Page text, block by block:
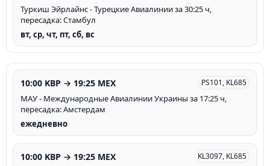
Туркиш Эйрлайнс - Турецкие Авиалинии за 30:25 ч,
пересадка: Стамбул
вт, ср, чт, пт, сб, вс
10:00 KBP → 19:25 MEX PS101, KL685
МАУ - Международные Авиалинии Украины за 17:25 ч,
пересадка: Амстердам
ежедневно
10:00 KBP → 19:25 MEX KL3097, KL685